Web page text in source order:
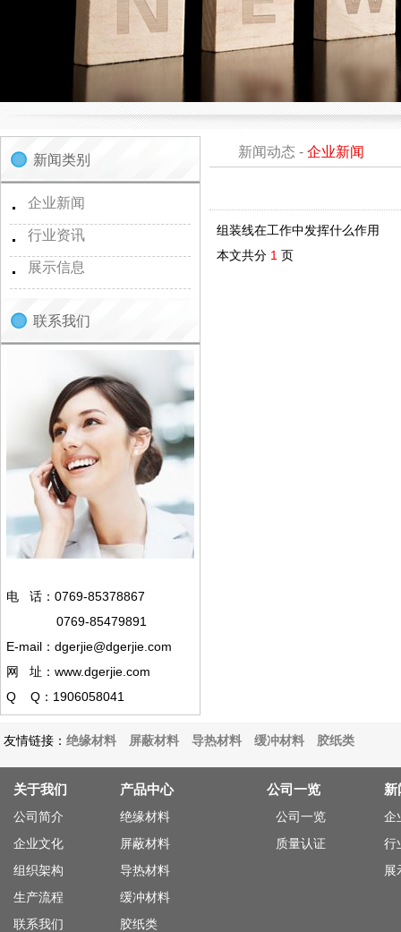
新闻类别
企业新闻
行业资讯
展示信息
联系我们
电 话：0769-85378867
0769-85479891
E-mail：dgerjie@dgerjie.com
网 址：www.dgerjie.com
Q Q：1906058041
新闻动态 - 企业新闻
组装线在工作中发挥什么作用
本文共分 1 页
友情链接： 绝缘材料 屏蔽材料 导热材料 缓冲材料 胶纸类
关于我们 产品中心 公司一览 新
公司简介
企业文化
组织架构
生产流程
联系我们
绝缘材料
屏蔽材料
导热材料
缓冲材料
胶纸类
公司一览
质量认证
企
行
展